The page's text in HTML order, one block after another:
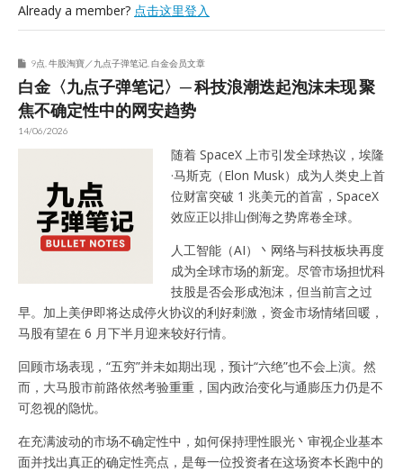
Already a member? 点击这里登入
9点 牛股淘寶／九点子弹笔记 白金会员文章
白金〈九点子弹笔记〉─ 科技浪潮迭起泡沫未现 聚
焦不确定性中的网安趋势
14/06/2026
随着 SpaceX 上市引发全球热议，埃隆
·马斯克（Elon Musk）成为人类史上首
位财富突破 1 兆美元的首富，SpaceX
效应正以排山倒海之势席卷全球。
人工智能（AI）丶网络与科技板块再度
成为全球市场的新宠。尽管市场担忧科
技股是否会形成泡沫，但当前言之过
早。加上美伊即将达成停火协议的利好刺激，资金市场情绪回暖，
马股有望在 6 月下半月迎来较好行情。
回顾市场表现，“五穷”并未如期出现，预计“六绝”也不会上演。然
而，大马股市前路依然考验重重，国内政治变化与通膨压力仍是不
可忽视的隐忧。
在充满波动的市场不确定性中，如何保持理性眼光丶审视企业基本
面并找出真正的确定性亮点，是每一位投资者在这场资本长跑中的